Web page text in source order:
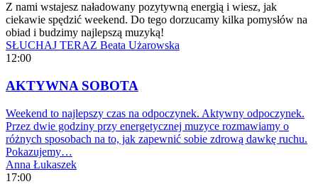
Z nami wstajesz naładowany pozytywną energią i wiesz, jak
ciekawie spędzić weekend. Do tego dorzucamy kilka pomysłów na
obiad i budzimy najlepszą muzyką!
SŁUCHAJ TERAZ Beata Użarowska
12:00
AKTYWNA SOBOTA
Weekend to najlepszy czas na odpoczynek. Aktywny odpoczynek.
Przez dwie godziny przy energetycznej muzyce rozmawiamy o
różnych sposobach na to, jak zapewnić sobie zdrową dawkę ruchu.
Pokazujemy…
Anna Łukaszek
17:00